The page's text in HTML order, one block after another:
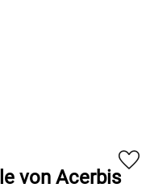
von Acerbis